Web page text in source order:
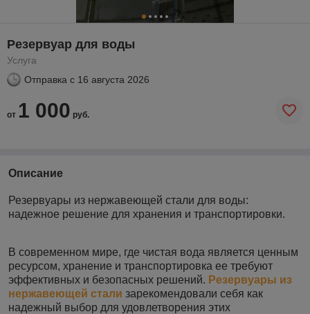
Резервуар для воды
Услуга
Отправка с 16 августа 2026
от 1 000 руб.
Описание
Резервуары из нержавеющей стали для воды:
надежное решение для хранения и транспортировки.
В современном мире, где чистая вода является ценным
ресурсом, хранение и транспортировка ее требуют
эффективных и безопасных решений. Резервуары из
нержавеющей стали зарекомендовали себя как
надежный выбор для удовлетворения этих